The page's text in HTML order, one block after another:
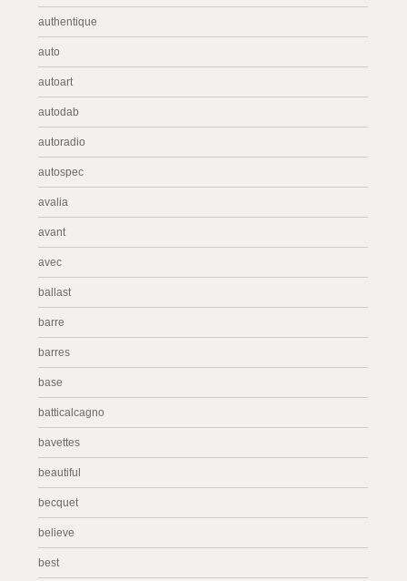
authentique
auto
autoart
autodab
autoradio
autospec
avalia
avant
avec
ballast
barre
barres
base
batticalcagno
bavettes
beautiful
becquet
believe
best